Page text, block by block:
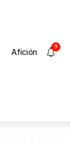
Afición
9